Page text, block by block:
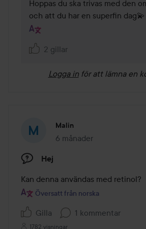
Hoppas du ska trivas med den
och att du har en superfin dag💫
2 gillar
Logga in för att lämna en
Malin
6 månader
Inlägget skapades 6
Hej
Kan denna användas med retinol?
Översatt från norska
Gilla 1 kommentar
1782 visningar